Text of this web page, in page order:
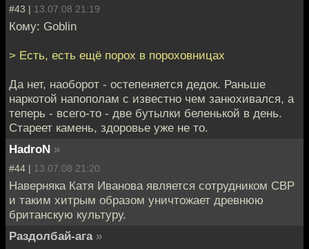
#43 | 13.07.08 21:19
Кому: Goblin
> Есть, есть ещё порох в пороховницах
Да нет, наоборот - остепеняется дедок. Раньше
наркотой напополам с известно чем занюхивался, а
теперь - всего-то - две бутылки беленькой в день.
Стареет камень, здоровье уже не то.
HadroN »
#44 | 13.07.08 21:20
Наверняка Катя Иванова является сотрудником СВР
и таким хитрым образом уничтожает древнюю
британскую культуру.
Раздолбай-ага »